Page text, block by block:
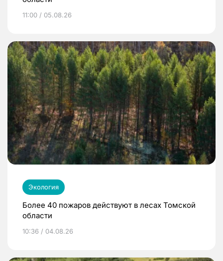
11:00 / 05.08.26
Экология
Более 40 пожаров действуют в лесах Томской
области
10:36 / 04.08.26